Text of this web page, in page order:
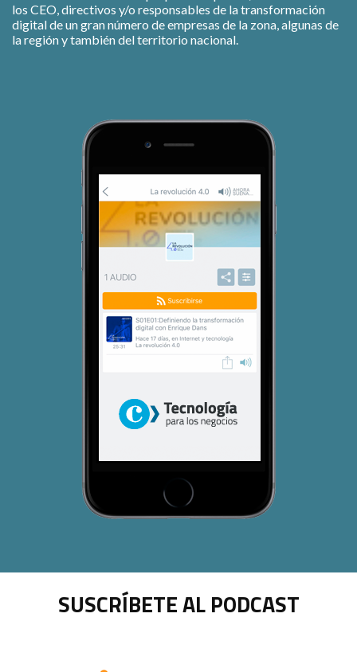
los CEO, directivos y/o responsables de la transformación
digital de un gran número de empresas de la zona, algunas de
la región y también del territorio nacional.
SUSCRÍBETE AL PODCAST